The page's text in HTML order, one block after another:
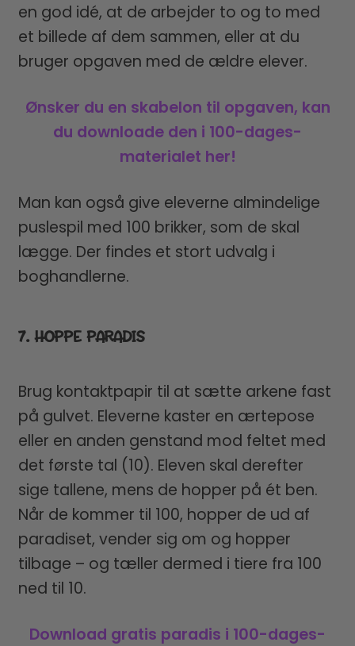
en god idé, at de arbejder to og to med
et billede af dem sammen, eller at du
bruger opgaven med de ældre elever.
Ønsker du en skabelon til opgaven, kan
du downloade den i 100-dages-
materialet her!
Man kan også give eleverne almindelige
puslespil med 100 brikker, som de skal
lægge. Der findes et stort udvalg i
boghandlerne.
7. HOPPE PARADIS
Brug kontaktpapir til at sætte arkene fast
på gulvet. Eleverne kaster en ærtepose
eller en anden genstand mod feltet med
det første tal (10). Eleven skal derefter
sige tallene, mens de hopper på ét ben.
Når de kommer til 100, hopper de ud af
paradiset, vender sig om og hopper
tilbage – og tæller dermed i tiere fra 100
ned til 10.
Download gratis paradis i 100-dages-